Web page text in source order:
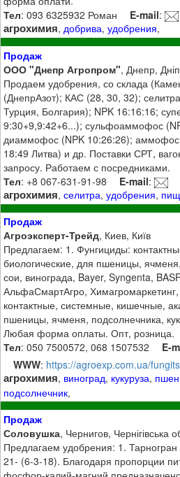
Тел: 093 6325932 Роман E-mail:
агрохимия,добрива,удобрения,
Продаж
ООО "Днепр Агропром", Днепр,
Продаем удобрения, со склада
(ДнепрАзот); КАС (28, 30, 32);
Турция, Болгария); NPK 16:16:16;
9:30+9,9:42+6...); сульфоаммофос
диаммофос (NPK 10:26:26); аммофос
18:49 Литва) и др. Поставки СРТ,
запросу. Работаем с посредниками.
Тел: +8 067-631-91-98 E-mail:
агрохимия,селитра,удобрения,
Продаж
Агроэксперт-Трейд, Киев, Київ
Предлагаем: 1. Фунгициды:
биологические, для пшеницы,
сои, винограда, Bayer, Syngenta,
АльфаСмартАгро, Химагромаркетинг,
контактные, системные, кишечные,
пшеницы, ячменя, подсолнечника,
Любая форма оплаты. Опт, розница.
Тел: 050 7500572, 068 1507532 E-
WWW: https://agroexp.com.ua/
агрохимия, виноград, кукуруза,
подсолнечник,
Продаж
Соловушка, Чернигов, Чернігівська
Предлагаем удобрения: 1.
21- (6-3-18). Благодаря пропорции